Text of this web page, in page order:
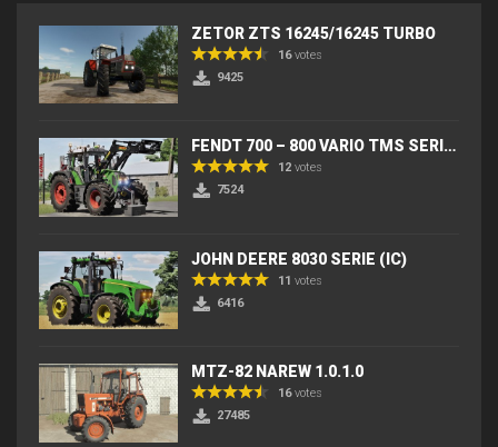
ZETOR ZTS 16245/16245 TURBO
16votes
9425
FENDT 700 – 800 VARIO TMS SERIES (IC) V2
12 votes
7524
JOHN DEERE 8030 SERIE (IC)
11 votes
6416
MTZ-82 NAREW 1.0.1.0
16votes
27485